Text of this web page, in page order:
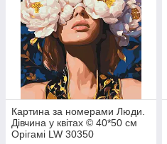
Картина за номерами Люди.
Дівчина у квітах © 40*50 см
Орігамі LW 30350